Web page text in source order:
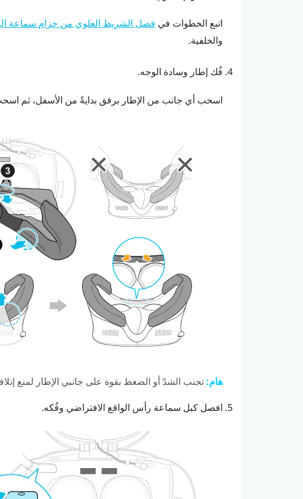
اتبع الخطوات في فصل الشريط العلوي من حزام سماعة
والخلفية.
فُك إطار وسادة الوجه.
اسحب أي جانب من الإطار برفق بدايةً من الأسفل، ثم
هام:تجنب الشدّ أو الضغط بقوة على جانبي الإطار لمنع
افصل كبل سماعة رأس الواقع الافتراضي وفُكه.